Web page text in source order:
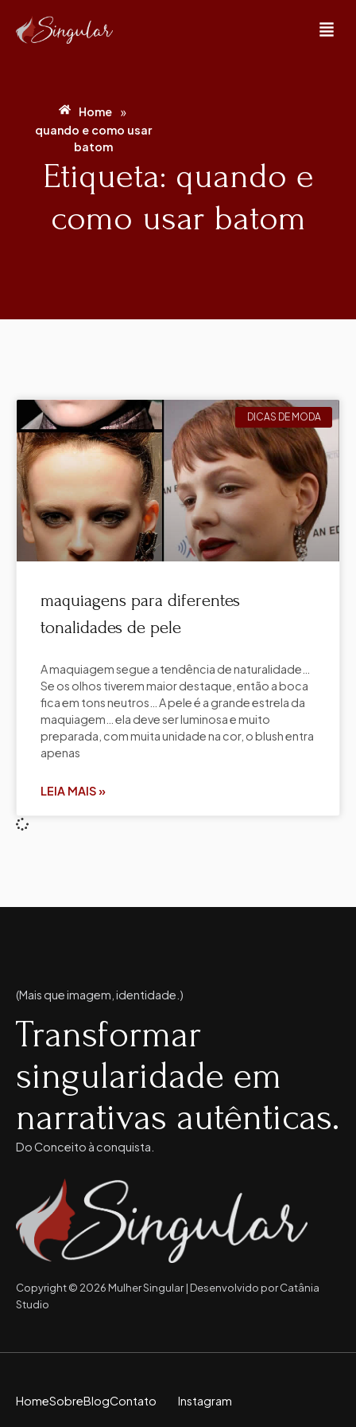
Home »
quando e como usar
batom
Etiqueta: quando e
como usar batom
DICAS DE MODA
maquiagens para diferentes
tonalidades de pele
A maquiagem segue a tendência de naturalidade…
Se os olhos tiverem maior destaque, então a boca
fica em tons neutros… A pele é a grande estrela da
maquiagem… ela deve ser luminosa e muito
preparada, com muita unidade na cor, o blush entra
apenas
LEIA MAIS »
(Mais que imagem, identidade.)
Transformar
singularidade em
narrativas autênticas.
Do Conceito à conquista.
Copyright © 2026 Mulher Singular | Desenvolvido por Catânia
Studio
HomeSobreBlogContato Instagram